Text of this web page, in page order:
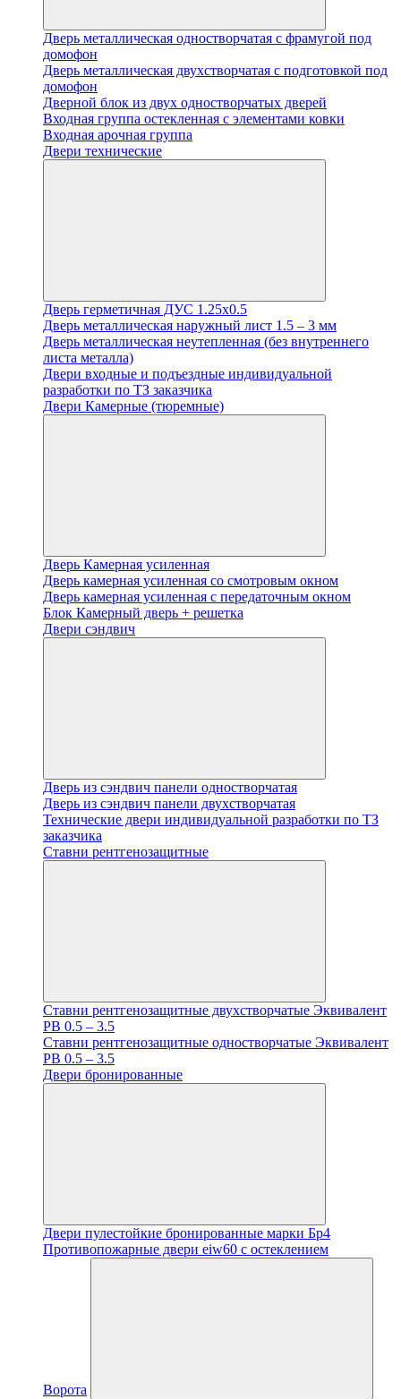
Дверь металлическая одностворчатая с фрамугой под
домофон
Дверь металлическая двухстворчатая с подготовкой под
домофон
Дверной блок из двух одностворчатых дверей
Входная группа остекленная с элементами ковки
Входная арочная группа
Двери технические
Дверь герметичная ДУС 1.25х0.5
Дверь металлическая наружный лист 1.5 – 3 мм
Дверь металлическая неутепленная (без внутреннего
листа металла)
Двери входные и подъездные индивидуальной
разработки по ТЗ заказчика
Двери Камерные (тюремные)
Дверь Камерная усиленная
Дверь камерная усиленная со смотровым окном
Дверь камерная усиленная с передаточным окном
Блок Камерный дверь + решетка
Двери сэндвич
Дверь из сэндвич панели одностворчатая
Дверь из сэндвич панели двухстворчатая
Технические двери индивидуальной разработки по ТЗ
заказчика
Ставни рентгенозащитные
Ставни рентгенозащитные двухстворчатые Эквивалент
PB 0.5 – 3.5
Ставни рентгенозащитные одностворчатые Эквивалент
PB 0.5 – 3.5
Двери бронированные
Двери пулестойкие бронированные марки Бр4
Противопожарные двери eiw60 с остеклением
Ворота